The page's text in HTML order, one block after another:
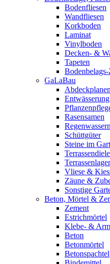
Bodenfliesen
Wandfliesen
Korkboden
Laminat
Vinylboden
Decken- &
Tapeten
GaLaBau
Abdeckplanen
Entwässerung
Rasensamen
Schüttgüter
Steine im
Vliese &
Zäune &
Sonstige
Beton, Mörtel &
Zement
Estrichmörtel
Klebe- &
Beton
Betonmörtel
Betonspachtel